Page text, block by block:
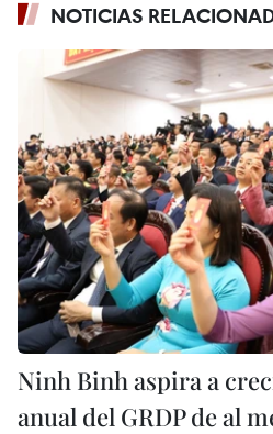
NOTICIAS
Ninh Binh aspira a
anual del GRDP de al